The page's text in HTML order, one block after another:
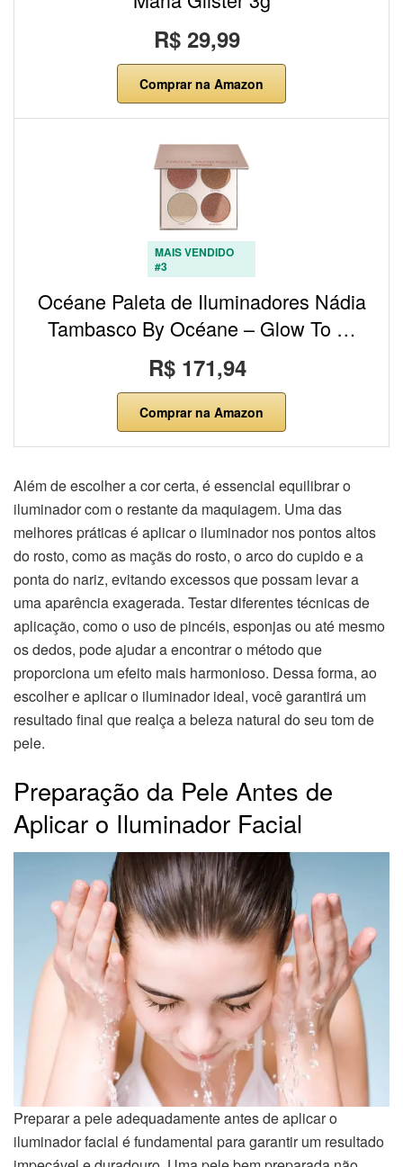
R$ 29,99
Comprar na Amazon
MAIS VENDIDO
#3
Océane Paleta de Iluminadores Nádia
Tambasco By Océane – Glow To …
R$ 171,94
Comprar na Amazon
Além de escolher a cor certa, é essencial equilibrar o
iluminador com o restante da maquiagem. Uma das
melhores práticas é aplicar o iluminador nos pontos altos
do rosto, como as maçãs do rosto, o arco do cupido e a
ponta do nariz, evitando excessos que possam levar a
uma aparência exagerada. Testar diferentes técnicas de
aplicação, como o uso de pincéis, esponjas ou até mesmo
os dedos, pode ajudar a encontrar o método que
proporciona um efeito mais harmonioso. Dessa forma, ao
escolher e aplicar o iluminador ideal, você garantirá um
resultado final que realça a beleza natural do seu tom de
pele.
Preparação da Pele Antes de
Aplicar o Iluminador Facial
Preparar a pele adequadamente antes de aplicar o
iluminador facial é fundamental para garantir um resultado